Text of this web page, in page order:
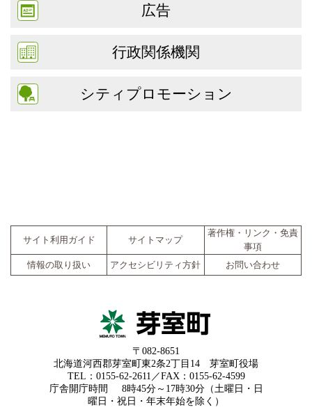
広告
行政関係機関
シティプロモーション
サイト利用ガイド サイトマップ
著作権・リンク・免責
事項
情報の取り扱い
アクセシビリティ方針 お問い合わせ
〒082-8651
北海道河西郡芽室町東2条2丁目14 芽室町役場
TEL：0155-62-2611／FAX：0155-62-4599
庁舎開庁時間
8時45分～17時30分（土曜日・日
曜日・祝日・年末年始を除く）